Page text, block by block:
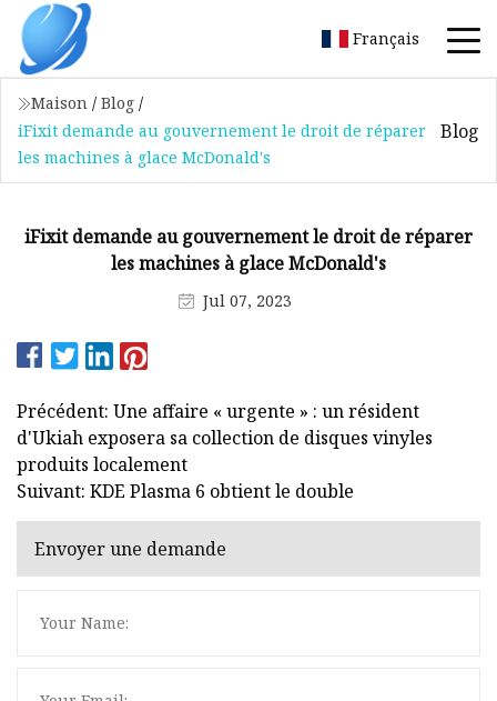
Français
Maison / Blog /
iFixit demande au gouvernement le droit de réparer
les machines à glace McDonald's
Blog
iFixit demande au gouvernement le droit de réparer
les machines à glace McDonald's
Jul 07, 2023
Précédent: Une affaire « urgente » : un résident
d'Ukiah exposera sa collection de disques vinyles
produits localement
Suivant: KDE Plasma 6 obtient le double
Envoyer une demande